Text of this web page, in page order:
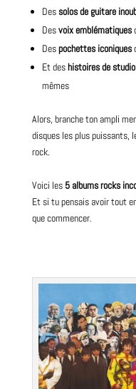
Dessolos de guitare
Desvoix emblématiques
Despochettes iconiques
Et deshistoires de studio
mêmes
Alors, branche ton ampli
disques les plus puissants,
rock.
Voici les 5 albums rocks
Et si tu pensais avoir tout
que commencer.